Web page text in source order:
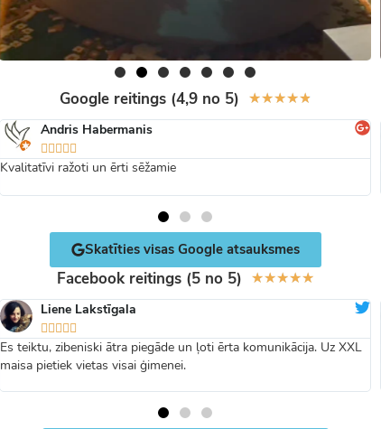
Google reitings (4,9 no 5) ★★★★★
Andris Habermanis

Kvalitatīvi ražoti un ērti sēžamie
Skatīties visas Google atsauksmes
Facebook reitings (5 no 5) ★★★★★
Liene Lakstīgala

Es teiktu, zibeniski ātra piegāde un ļoti ērta komunikācija. Uz XXL
maisa pietiek vietas visai ģimenei.